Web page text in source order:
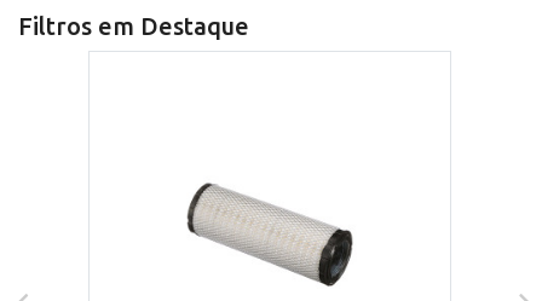
Filtros em Destaque